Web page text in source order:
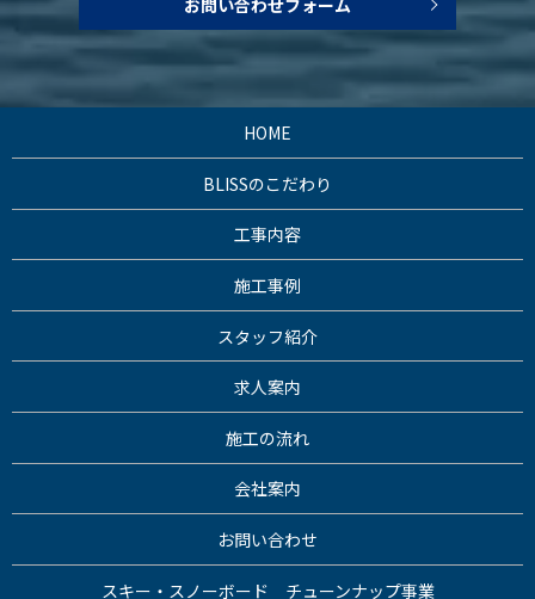
HOME
BLISSのこだわり
工事内容
施工事例
スタッフ紹介
求人案内
施工の流れ
会社案内
お問い合わせ
スキー・スノーボード チューンナップ事業